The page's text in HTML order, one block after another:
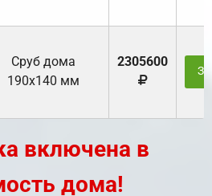
Cруб дома
190х140 мм
2305600
включена в
дома!